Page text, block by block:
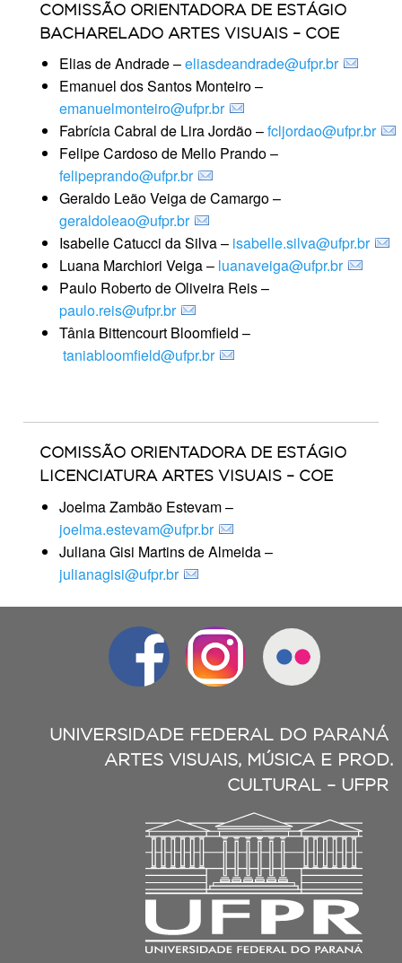
COMISSÃO ORIENTADORA DE ESTÁGIO
BACHARELADO ARTES VISUAIS – COE
Elias de Andrade –eliasdeandrade@ufpr.br
Emanuel dos Santos Monteiro –
emanuelmonteiro@ufpr.br
Fabrícia Cabral de Lira Jordão –fcljordao@ufpr.br
Felipe Cardoso de Mello Prando –
felipeprando@ufpr.br
Geraldo Leão Veiga de Camargo –
geraldoleao@ufpr.br
Isabelle Catucci da Silva – isabelle.silva@ufpr.br
Luana Marchiori Veiga – luanaveiga@ufpr.br
Paulo Roberto de Oliveira Reis –
paulo.reis@ufpr.br
Tânia Bittencourt Bloomfield –
taniabloomfield@ufpr.br
COMISSÃO ORIENTADORA DE ESTÁGIO
LICENCIATURA ARTES VISUAIS – COE
Joelma Zambão Estevam –
joelma.estevam@ufpr.br
Juliana Gisi Martins de Almeida –
julianagisi@ufpr.br
UNIVERSIDADE FEDERAL DO PARANÁ
ARTES VISUAIS, MÚSICA E PROD.
CULTURAL – UFPR